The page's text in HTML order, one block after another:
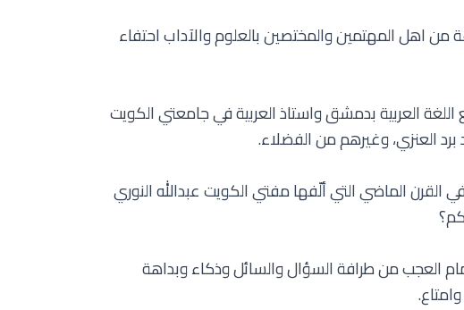
اهل المهتمين والمختصين بالعلوم والآداب احتفاء
العربية بدمشق واستاذ العربية في جامعتي الكويت
العنزي، وغيرهم من الفضلاء.
الماضي التي ألّفها مفتي الكويت عبدالله النوري
العجب من طرافة السؤال والسائل وذكاء وبداهة